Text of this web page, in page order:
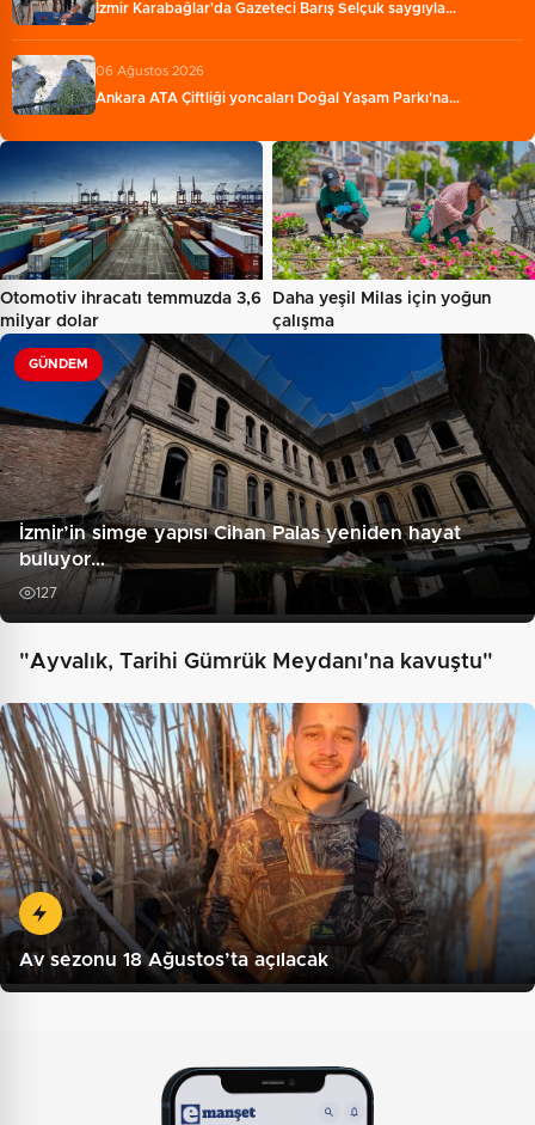
İzmir Karabağlar'da Gazeteci Barış Selçuk saygıyla…
06 Ağustos 2026
Ankara ATA Çiftliği yoncaları Doğal Yaşam Parkı'na…
Otomotiv ihracatı temmuzda 3,6
milyar dolar
Daha yeşil Milas için yoğun
çalışma
GÜNDEM
İzmir’in simge yapısı Cihan Palas yeniden hayat
buluyor…
127
"Ayvalık, Tarihi Gümrük Meydanı'na kavuştu"
Av sezonu 18 Ağustos’ta açılacak